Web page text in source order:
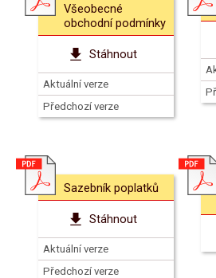
Všeobecné
obchodní podmínky
Stáhnout
Aktuální verze
Předchozí verze
Sazebník poplatků
Stáhnout
Aktuální verze
Předchozí verze